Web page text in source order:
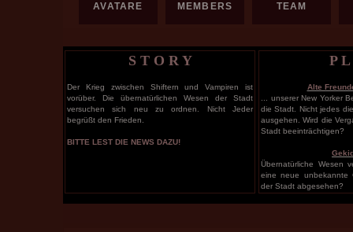
AVATARE MEMBERS TEAM
S T O R Y
Der Krieg zwischen Shiftern und Vampiren ist
vorüber. Die übernatürlichen Wesen der Stadt
versuchen sich neu zu ordnen. Nicht Jeder
begrüßt den Frieden.
BITTE LEST DIE NEWS DAZU!
P
Alte
... unserer New Yorker
die Stadt. Nicht jedes
ausgehen. Wird die
Stadt beeinträchtigen?
Übernatürliche Wesen
eine neue
der Stadt abgesehen?